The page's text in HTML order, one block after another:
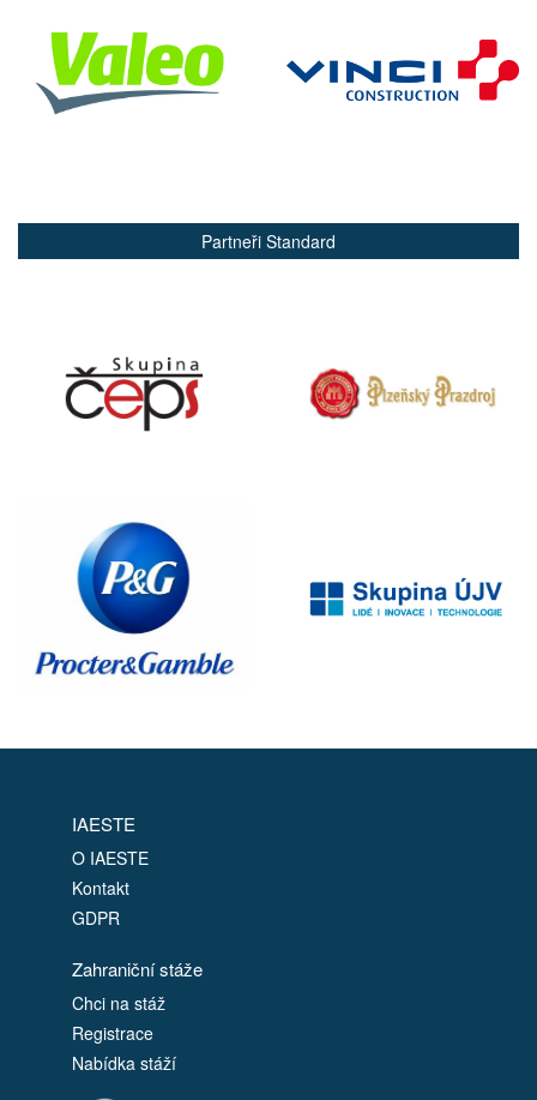
Partneři Standard
IAESTE
O IAESTE
Kontakt
GDPR
Zahraniční stáže
Chci na stáž
Registrace
Nabídka stáží